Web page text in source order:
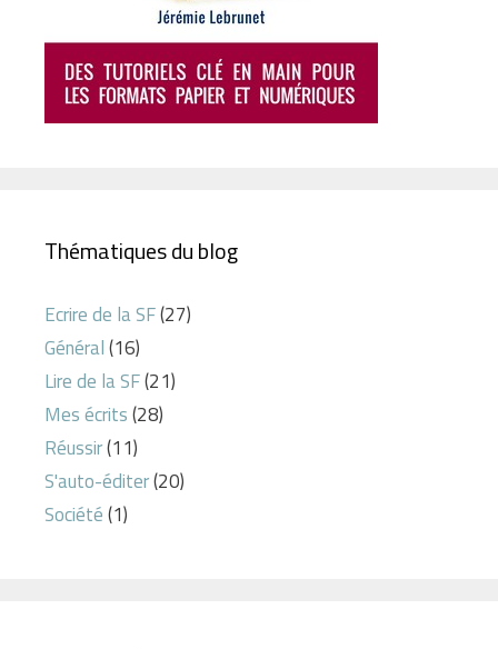
Thématiques du blog
Ecrire de la SF(27)
Général(16)
Lire de la SF(21)
Mes écrits(28)
Réussir(11)
S'auto-éditer(20)
Société(1)